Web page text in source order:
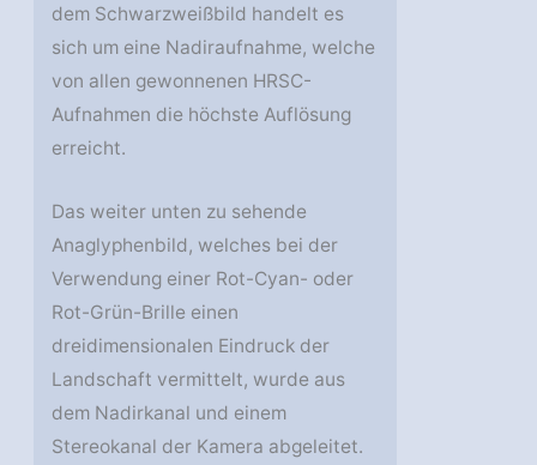
dem Schwarzweißbild handelt es
sich um eine Nadiraufnahme, welche
von allen gewonnenen HRSC-
Aufnahmen die höchste Auflösung
erreicht.
Das weiter unten zu sehende
Anaglyphenbild, welches bei der
Verwendung einer Rot-Cyan- oder
Rot-Grün-Brille einen
dreidimensionalen Eindruck der
Landschaft vermittelt, wurde aus
dem Nadirkanal und einem
Stereokanal der Kamera abgeleitet.